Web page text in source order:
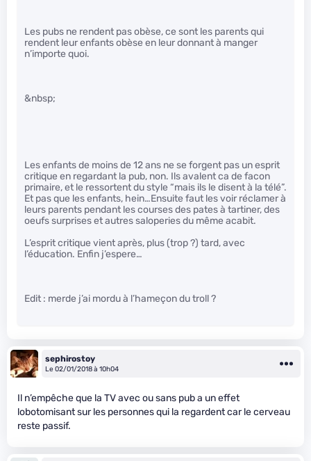
Les pubs ne rendent pas obèse, ce sont les parents qui
rendent leur enfants obèse en leur donnant à manger
n’importe quoi.
&nbsp;
Les enfants de moins de 12 ans ne se forgent pas un esprit
critique en regardant la pub, non. Ils avalent ca de facon
primaire, et le ressortent du style “mais ils le disent à la télé”.
Et pas que les enfants, hein…Ensuite faut les voir réclamer à
leurs parents pendant les courses des pates à tartiner, des
oeufs surprises et autres saloperies du même acabit.
L’esprit critique vient après, plus (trop ?) tard, avec
l’éducation. Enfin j’espere…
Edit : merde j’ai mordu à l’hameçon du troll ?
sephirostoy
Le 02/01/2018 à 10h04
Il n’empêche que la TV avec ou sans pub a un effet
lobotomisant sur les personnes qui la regardent car le cerveau
reste passif.